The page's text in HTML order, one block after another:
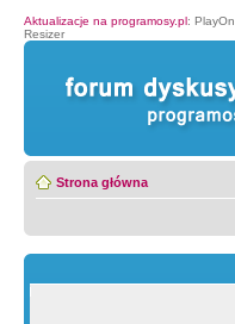
Aktualizacje na programosy.pl: PlayOn
Resizer
Strona główna